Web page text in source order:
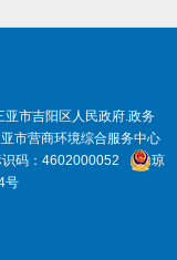
亚市吉阳区人民政府.政务
市营商环境综合服务中心
码： 4602000052
琼
号